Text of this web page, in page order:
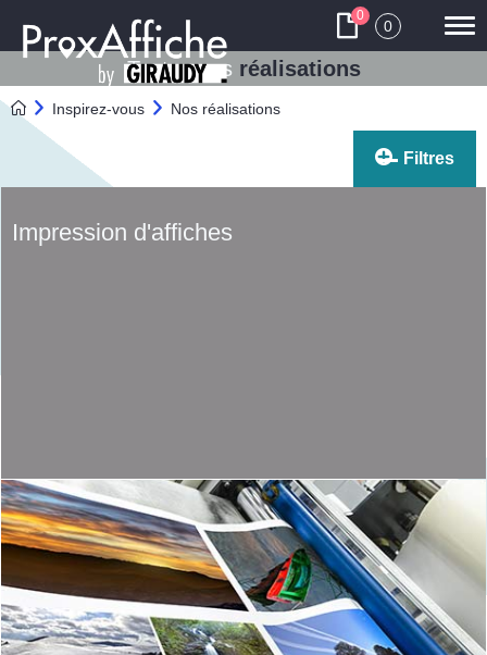
0
0
Toutes nos réalisations
Inspirez-vous Nos réalisations
Filtres
Impression d'affiches